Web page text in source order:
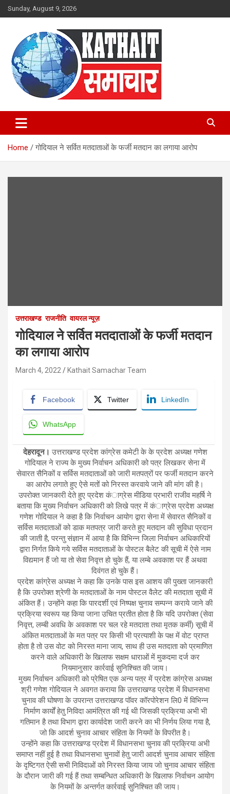
Skip
to
Sunday, August 9, 2026
Kathait Samachar – Latest
Uttarakhand News in Hindi,
Uttarakhand News Headlines
Home गोदियाल ने सर्वित मतदाताओं के फर्जी मतदान का लगाया आरोप
उत्तराखण्ड राजनीति वायरल न्यूज़
गोदियाल ने सर्वित मतदाताओं के फर्जी मतदान
का लगाया आरोप
March 4, 2022 Kathait Samachar Team
Facebook Twitter LinkedIn
WhatsApp
देहरादून। उत्तराखण्ड प्रदेश कांग्रेस कमेटी के के प्रदेश अध्यक्ष गणेश
गोदियाल ने राज्य के मुख्य निर्वाचन अधिकारी को पत्र लिखकर सेना में
सेवारत सैनिकों व सर्विस मतदाताओं को जारी मतपत्रों पर फर्जी मतदान करने
का आरोप लगाते हुए ऐसे मतों को निरस्त करवाये जाने की मांग की है।
उपरोक्त जानकारी देते हुए प्रदेश कंाग्रेस मीडिया प्रभारी राजीव महर्षि ने
बताया कि मुख्य निर्वाचन अधिकारी को लिखे पत्र में कंाग्रेस प्रदेश अध्यक्ष
गणेश गोदियाल ने कहा है कि निर्वाचन आयोग द्वारा सेना में सेवारत सैनिकों व
सर्विस मतदाताओं को डाक मतपत्र जारी करते हुए मतदान की सुविधा प्रदान
की जाती है, परन्तु संज्ञान में आया है कि विभिन्न जिला निर्वाचन अधिकारियों
द्वारा निर्गत किये गये सर्विस मतदाताओं के पोस्टल बैलेट की सूची में ऐसे नाम
विद्यमान हैं जो या तो सेवा निवृत्त हो चुके हैं, या लम्बे अवकाश पर हैं अथवा
दिवंगत हो चुके हैं।
प्रदेश कांग्रेस अध्यक्ष ने कहा कि उनके पास इस आशय की पुख्ता जानकारी
है कि उपरोक्त श्रेणी के मतदाताओं के नाम पोस्टल वैलेट की मतदाता सूची में
अंकित हैं। उन्होंने कहा कि पारदर्शी एवं निष्पक्ष चुनाव सम्पन्न कराये जाने की
प्रक्रिया स्वरूप यह किया जाना उचित प्रतीत होता है कि यदि उपरोक्त (सेवा
निवृत्त, लम्बी अवधि के अवकाश पर चल रहे मतदाता तथा मृतक कर्मी) सूची में
अंकित मतदाताओं के मत पत्र पर किसी भी प्रत्याशी के पक्ष में वोट प्राप्त
होता है तो उस वोट को निरस्त माना जाय, साथ ही उस मतदाता को प्रमाणित
करने वाले अधिकारी के खिलाफ सक्षम धाराओं में मुकदमा दर्ज कर
नियमानुसार कार्रवाई सुनिश्चित की जाय।
मुख्य निर्वाचन अधिकारी को प्रेषित एक अन्य पत्र में प्रदेश कांग्रेस अध्यक्ष
श्री गणेश गोदियाल ने अवगत कराया कि उत्तराखण्ड प्रदेश में विधानसभा
चुनाव की घोषणा के उपरान्त उत्तराखण्ड पॉवर कॉरपोरेशन लि0 में विभिन्न
निर्माण कार्यों हेतु निविदा आमंत्रित की गई थी जिसकी प्रक्रिया अभी भी
गतिमान है तथा विभाग द्वारा कार्यादेश जारी करने का भी निर्णय लिया गया है,
जो कि आदर्श चुनाव आचार संहिता के नियमों के विपरीत है।
उन्होंने कहा कि उत्तराखण्ड प्रदेश में विधानसभा चुनाव की प्रक्रिया अभी
समाप्त नहीं हुई है तथा विधानसभा चुनावों हेतु जारी आदर्श चुनाव आचार संहिता
के दृष्टिगत ऐसी सभी निविदाओं को निरस्त किया जाय जो चुनाव आचार संहिता
के दौरान जारी की गई हैं तथा सम्बन्धित अधिकारी के खिलाफ निर्वाचन आयोग
के नियमों के अन्तर्गत कार्रवाई सुनिश्चित की जाय।